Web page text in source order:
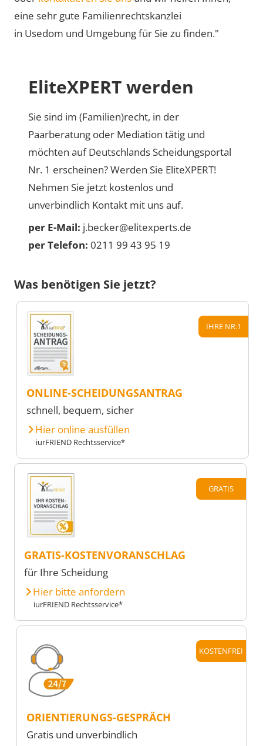
eine sehr gute Familienrechtskanzlei
in Usedom und Umgebung für Sie zu finden."
EliteXPERT werden
Sie sind im (Familien)recht, in der
Paarberatung oder Mediation tätig und
möchten auf Deutschlands Scheidungsportal
Nr. 1 erscheinen? Werden Sie EliteXPERT!
Nehmen Sie jetzt kostenlos und
unverbindlich Kontakt mit uns auf.
per E-Mail: j.becker@elitexperts.de
per Telefon: 0211 99 43 95 19
Was benötigen Sie jetzt?
IHRE NR.1
ONLINE-SCHEIDUNGSANTRAG
schnell, bequem, sicher
Hier online ausfüllen
iurFRIEND Rechtsservice*
GRATIS
GRATIS-KOSTENVORANSCHLAG
für Ihre Scheidung
Hier bitte anfordern
iurFRIEND Rechtsservice*
KOSTENFREI
ORIENTIERUNGS-GESPRÄCH
Gratis und unverbindlich